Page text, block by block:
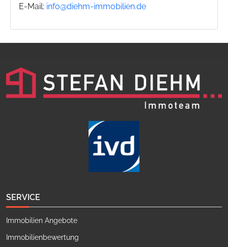
E-Mail: info@diehm-immobilien.de
SERVICE
Immobilien Angebote
Immobilienbewertung